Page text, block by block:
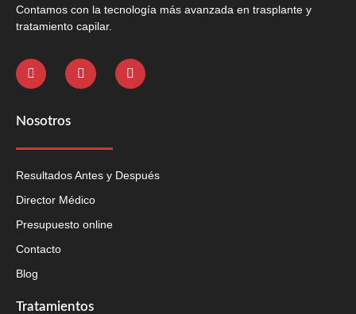
Contamos con la tecnología más avanzada en trasplante y
tratamiento capilar.
Nosotros
Resultados Antes y Después
Director Médico
Presupuesto online
Contacto
Blog
Tratamientos